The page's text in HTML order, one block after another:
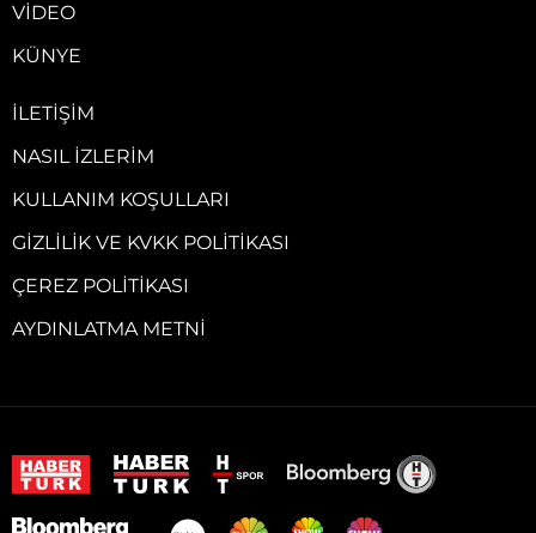
VIDEO
KÜNYE
İLETIŞIM
NASIL İZLERIM
KULLANIM KOŞULLARI
GIZLILIK VE KVKK POLITIKASI
ÇEREZ POLITIKASI
AYDINLATMA METNI